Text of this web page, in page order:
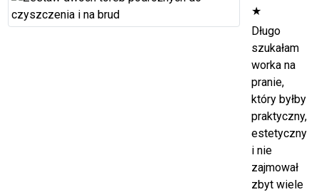
★
Długo
szukałam
worka na
pranie,
który byłby
praktyczny,
estetyczny
i nie
zajmował
zbyt wiele